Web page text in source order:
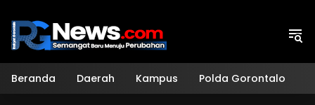
konten
Beranda Daerah Kampus Polda Gorontalo